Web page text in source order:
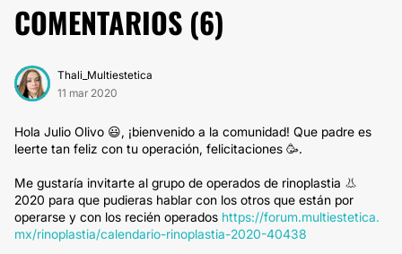
COMENTARIOS (6)
Thali_Multiestetica
11 mar 2020
Hola Julio Olivo 😃, ¡bienvenido a la comunidad! Que padre es
leerte tan feliz con tu operación, felicitaciones 🥳.
Me gustaría invitarte al grupo de operados de rinoplastia 👃
2020 para que pudieras hablar con los otros que están por
operarse y con los recién operados https://forum.multiestetica.
mx/rinoplastia/calendario-rinoplastia-2020-40438